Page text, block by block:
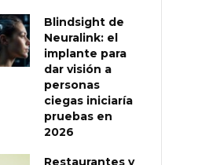
Blindsight de
Neuralink: el
implante para
dar visión a
personas
ciegas iniciaría
pruebas en
2026
Restaurantes y